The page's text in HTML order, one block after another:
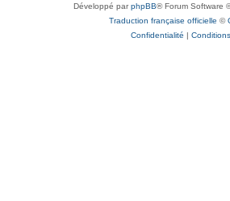
Développé parphpBB® Forum Software
Traduction française officielle ©
Confidentialité | Conditions